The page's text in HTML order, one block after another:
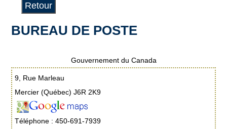
Retour
BUREAU DE POSTE
Gouvernement du Canada
9, Rue Marleau
Mercier (Québec) J6R 2K9
Téléphone : 450-691-7939